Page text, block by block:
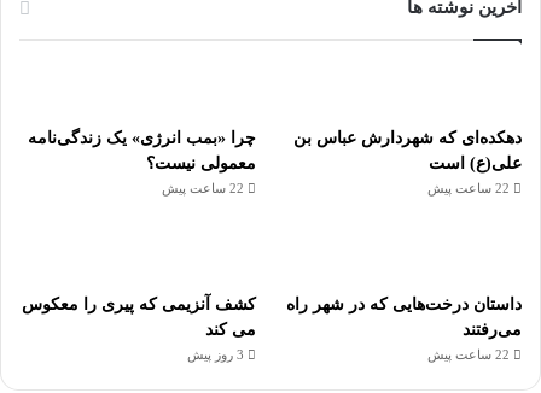
آخرین نوشته ها
دهکده‌ای که شهردارش عباس بن
علی(ع) است
22 ساعت پیش
چرا «بمب انرژی» یک زندگی‌نامه
معمولی نیست؟
22 ساعت پیش
داستان درخت‌هایی که در شهر راه
می‌رفتند
22 ساعت پیش
کشف آنزیمی که پیری را معکوس
می کند
3 روز پیش